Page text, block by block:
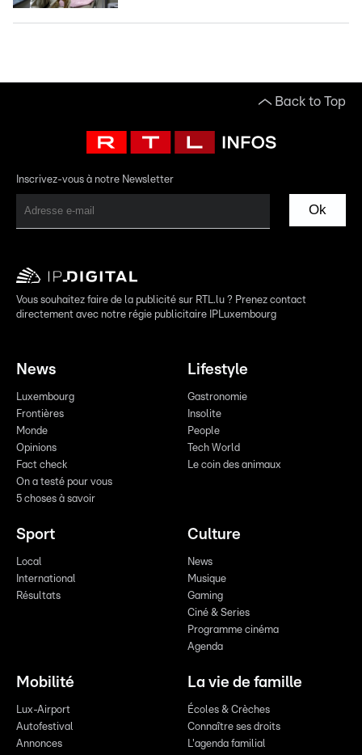
Back to Top
Inscrivez-vous à notre Newsletter
Ok
Vous souhaitez faire de la publicité sur RTL.lu ? Prenez contact
directement avec notre régie publicitaire IPLuxembourg
News
Luxembourg
Frontières
Monde
Opinions
Fact check
On a testé pour vous
5 choses à savoir
Lifestyle
Gastronomie
Insolite
People
Tech World
Le coin des animaux
Sport
Local
International
Résultats
Culture
News
Musique
Gaming
Ciné & Series
Programme cinéma
Agenda
Mobilité
Lux-Airport
Autofestival
Annonces
La vie de famille
Écoles & Crèches
Connaître ses droits
L'agenda familial